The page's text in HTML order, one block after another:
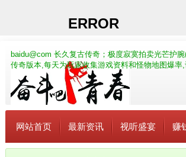
baidu@com 长久复古传奇；极度寂寞拍卖光芒护
传奇版本,每天为玩家收集游戏资料和怪物地图爆
网站首页 最新资讯 视听盛宴 赚